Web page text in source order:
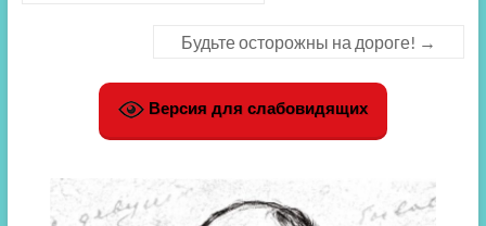
Будьте осторожны на дороге! →
Версия для слабовидящих